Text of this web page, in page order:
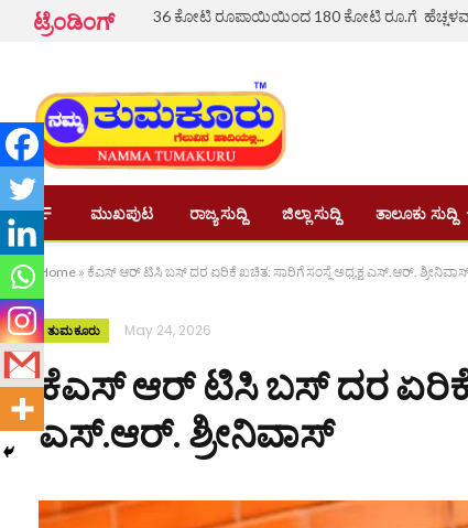
ಟ್ರೆಂಡಿಂಗ್
ಮುಖಪುಟ ರಾಜ್ಯ ಸುದ್ದಿ ಜಿಲ್ಲಾ ಸುದ್ದಿ ತಾಲೂಕು ಸುದ್ದಿ
Home » ಕೆಎಸ್‌ ಆರ್‌ ಟಿಸಿ ಬಸ್ ದರ ಏರಿಕೆ ಖಚಿತ: ಸಾರಿಗೆ ಸಂಸ್ಥೆ ಅಧ್ಯಕ್ಷ ಎಸ್.ಆರ್.
ತುಮಕೂರು May 24, 2026
ಕೆಎಸ್‌ ಆರ್‌ ಟಿಸಿ ಬಸ್ ದರ ಏರಿಕೆ
ಎಸ್.ಆರ್. ಶ್ರೀನಿವಾಸ್